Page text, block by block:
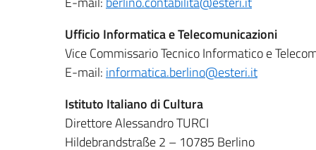
Ufficio Informatica e Telecomunicazioni
Vice Commissario Tecnico Informatico e
E-mail: informatica.berlino@esteri.it
Istituto Italiano di Cultura
Direttore Alessandro TURCI
Hildebrandstraße 2 – 10785 Berlino